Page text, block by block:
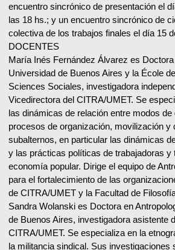
encuentro sincrónico de presentación el
las 18 hs.; y un encuentro sincrónico de
colectiva de los trabajos finales el día 15
DOCENTES
María Inés Fernández Álvarez es
Universidad de Buenos Aires y la École
Sciences Sociales, investigadora
Vicedirectora del CITRA/UMET. Se
las dinámicas de relación entre modos
procesos de organización, movilización y
subalternos, en particular las dinámicas
y las prácticas políticas de trabajadoras y
economía popular. Dirige el equipo de
para el fortalecimiento de las
de CITRA/UMET y la Facultad de
Sandra Wolanski es Doctora en
de Buenos Aires, investigadora asistente
CITRA/UMET. Se especializa en la
la militancia sindical. Sus investigaciones